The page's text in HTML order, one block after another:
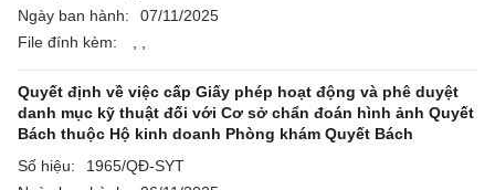
Ngày ban hành:
07/11/2025
File đính kèm:
Quyết định về việc cấp Giấy phép hoạt động và phê duyệt
danh mục kỹ thuật đối với Cơ sở chẩn đoán hình ảnh Quyết
Bách thuộc Hộ kinh doanh Phòng khám Quyết Bách
Số hiệu:
1965/QĐ-SYT